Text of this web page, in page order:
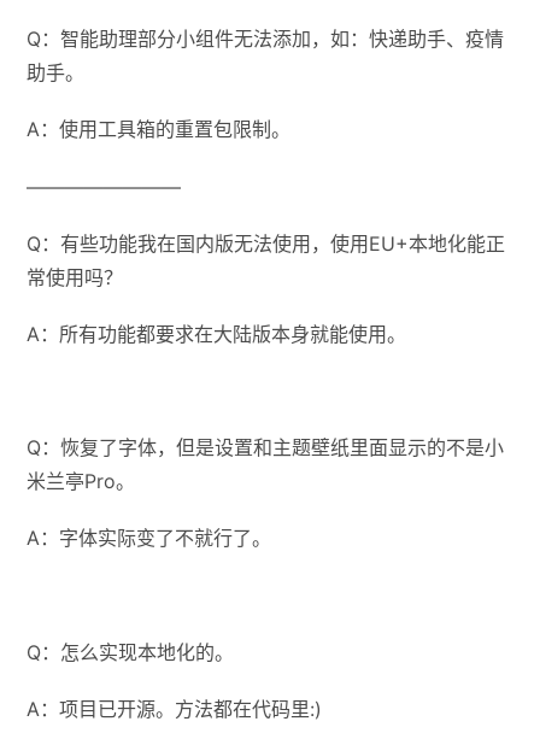
Q：智能助理部分小组件无法添加，如：快递助手、疫情
助手。
A：使用工具箱的重置包限制。
————————
Q：有些功能我在国内版无法使用，使用EU+本地化能正
常使用吗？
A：所有功能都要求在大陆版本身就能使用。
Q：恢复了字体，但是设置和主题壁纸里面显示的不是小
米兰亭Pro。
A：字体实际变了不就行了。
Q：怎么实现本地化的。
A：项目已开源。方法都在代码里:)